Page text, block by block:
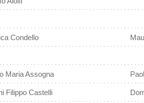
Condello
Maria Assogna
Filippo Castelli